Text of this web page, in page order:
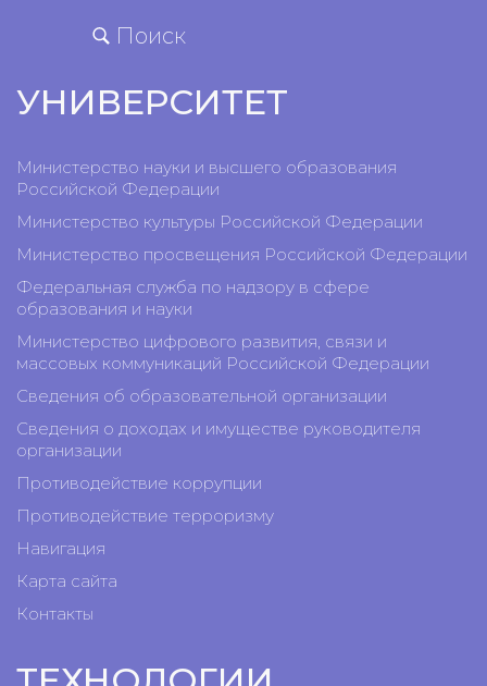
Поиск
УНИВЕРСИТЕТ
Министерство науки и высшего образования
Российской Федерации
Министерство культуры Российской Федерации
Министерство просвещения Российской Федерации
Федеральная служба по надзору в сфере
образования и науки
Министерство цифрового развития, связи и
массовых коммуникаций Российской Федерации
Сведения об образовательной организации
Сведения о доходах и имуществе руководителя
организации
Противодействие коррупции
Противодействие терроризму
Навигация
Карта сайта
Контакты